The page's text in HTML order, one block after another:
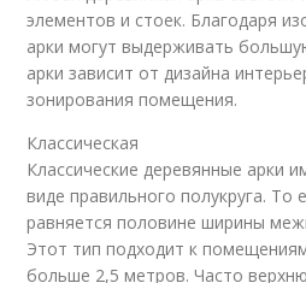
элементов и стоек. Благодаря
арки могут выдерживать
арки зависит от дизайна
зонирования помещения.
Классическая
Классические деревянные арки
виде правильного полукруга. То
равняется половине ширины
Этот тип подходит к
больше 2,5 метров. Часто